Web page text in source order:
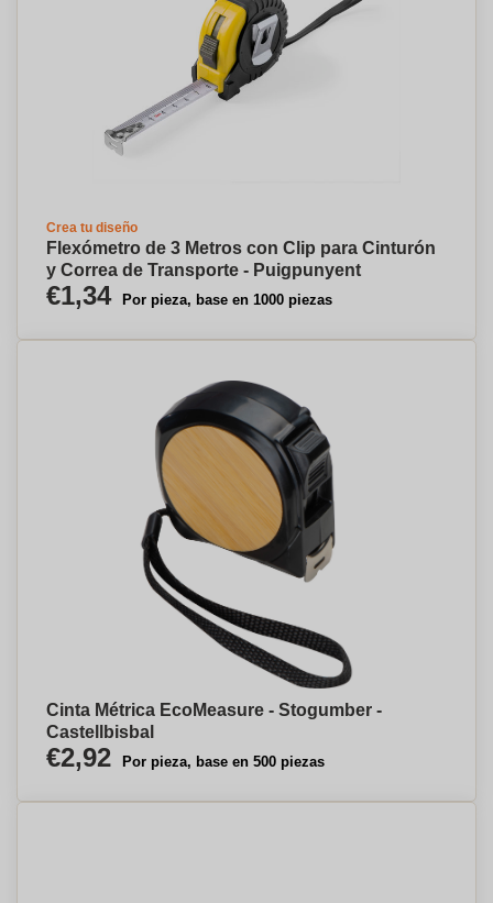
Crea tu diseño
Flexómetro de 3 Metros con Clip para Cinturón
y Correa de Transporte - Puigpunyent
€1,34 Por pieza, base en 1000 piezas
Cinta Métrica EcoMeasure - Stogumber -
Castellbisbal
€2,92 Por pieza, base en 500 piezas